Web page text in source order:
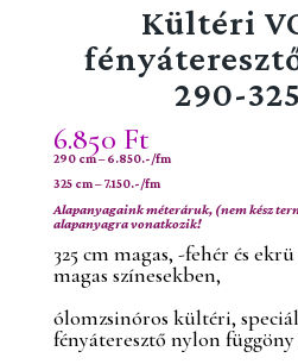
Kültéri
290-
6.850 Ft
290 cm – 6.850.-/fm
325 cm – 7.150.-/fm
Alapanyagaink méteráruk, (nem kész
alapanyagra vonatkozik!
325 cm magas, -fehér és
magas színesekben,
ólomzsinóros kültéri,
fényáteresztő nylon függöny